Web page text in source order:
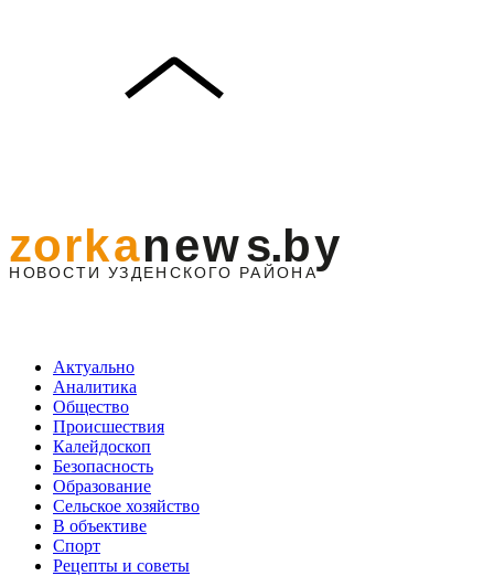
Актуально
Аналитика
Общество
Происшествия
Калейдоскоп
Безопасность
Образование
Сельское хозяйство
В объективе
Спорт
Рецепты и советы